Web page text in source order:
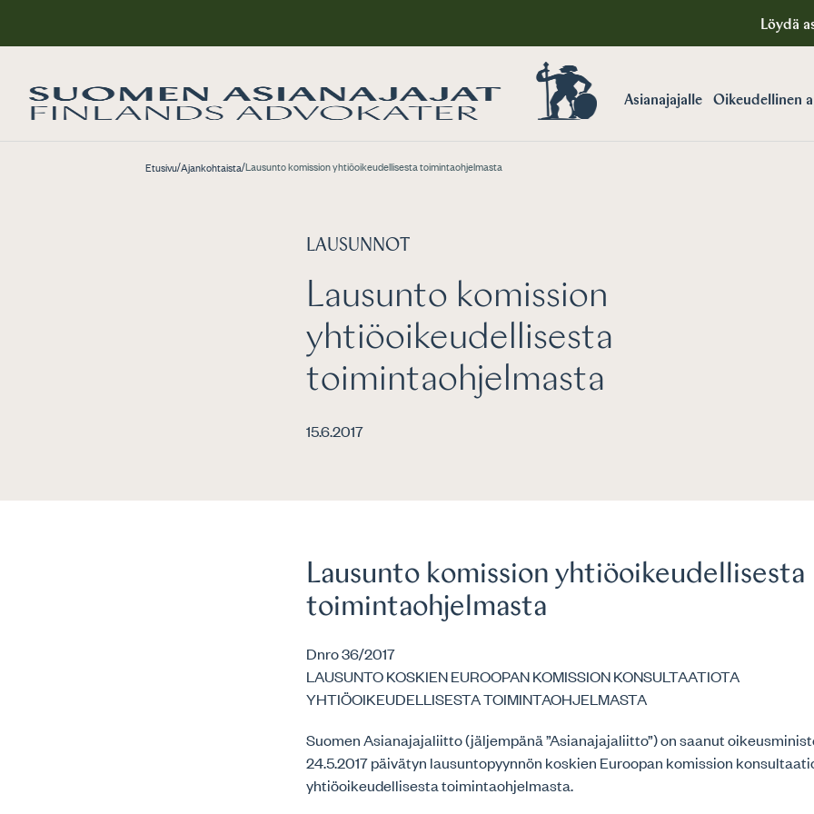
Löydä
Asianajajalle Oikeudellinen
Etusivu/Ajankohtaista/Lausunto komission yhtiöoikeudellisesta toimintaohjelmasta
LAUSUNNOT
Lausunto komission
yhtiöoikeudellisesta
toimintaohjelmasta
15.6.2017
Lausunto komission yhtiöoikeudellisesta
toimintaohjelmasta
Dnro 36/2017
LAUSUNTO KOSKIEN EUROOPAN KOMISSION KONSULTAATIOTA
YHTIÖOIKEUDELLISESTA TOIMINTAOHJELMASTA
Suomen Asianajajaliitto (jäljempänä ”Asianajajaliitto”) on saanut
24.5.2017 päivätyn lausuntopyynnön koskien Euroopan komission
yhtiöoikeudellisesta toimintaohjelmasta.